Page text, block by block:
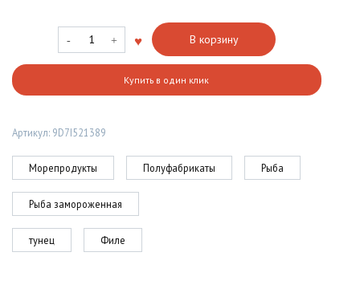
Количество
товара
Филе
В корзину
Купить в один клик
Артикул: 9D7I521389
Морепродукты Полуфабрикаты Рыба
Рыба замороженная
тунец Филе